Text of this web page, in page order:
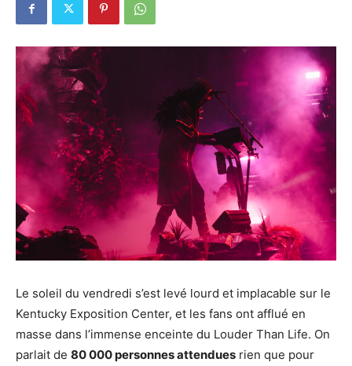
Le soleil du vendredi s’est levé lourd et implacable sur le
Kentucky Exposition Center, et les fans ont afflué en
masse dans l’immense enceinte du Louder Than Life. On
parlait de 80 000 personnes attendues rien que pour